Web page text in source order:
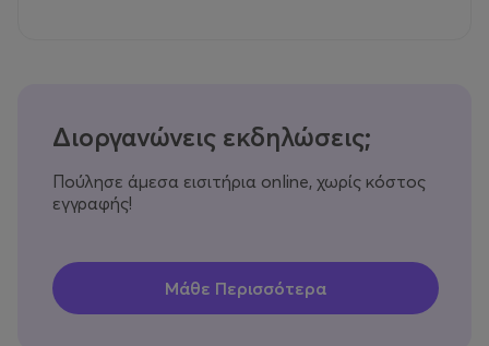
Διοργανώνεις εκδηλώσεις;
Πούλησε άμεσα εισιτήρια online, χωρίς κόστος
εγγραφής!